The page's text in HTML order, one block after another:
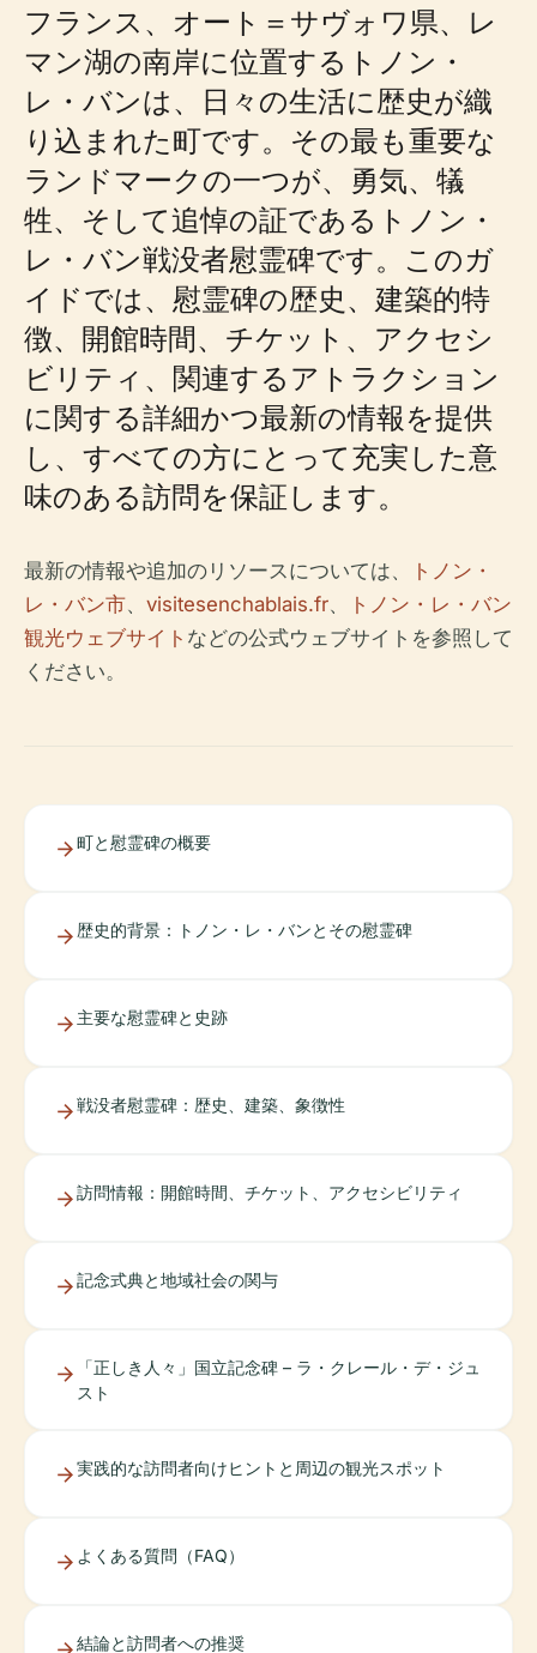
フランス、オート＝サヴォワ県、レ
マン湖の南岸に位置するトノン・
レ・バンは、日々の生活に歴史が織
り込まれた町です。その最も重要な
ランドマークの一つが、勇気、犠
牲、そして追悼の証であるトノン・
レ・バン戦没者慰霊碑です。このガ
イドでは、慰霊碑の歴史、建築的特
徴、開館時間、チケット、アクセシ
ビリティ、関連するアトラクション
に関する詳細かつ最新の情報を提供
し、すべての方にとって充実した意
味のある訪問を保証します。
最新の情報や追加のリソースについては、
トノン・
レ・バン市、 visitesenchablais.fr、
トノン・レ・バン
観光ウェブサイト などの公式ウェブサイトを参照して
ください。
町と慰霊碑の概要
歴史的背景：トノン・レ・バンとその慰霊碑
主要な慰霊碑と史跡
戦没者慰霊碑：歴史、建築、象徴性
訪問情報：開館時間、チケット、アクセシビリティ
記念式典と地域社会の関与
「正しき人々」国立記念碑 – ラ・クレール・デ・ジュ
スト
実践的な訪問者向けヒントと周辺の観光スポット
よくある質問（FAQ）
結論と訪問者への推奨